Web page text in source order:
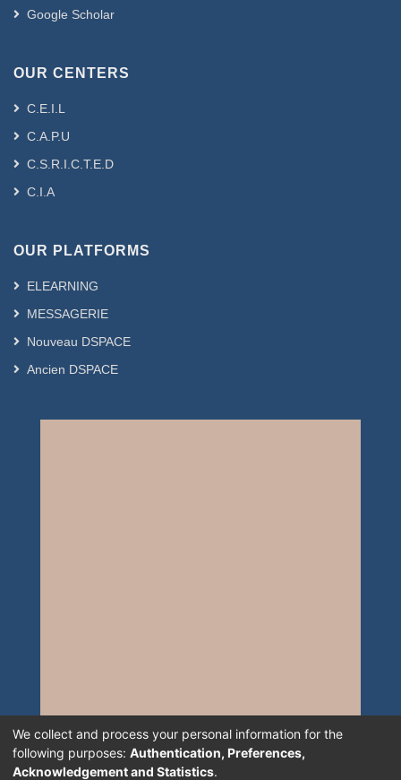
Google Scholar
OUR CENTERS
C.E.I.L
C.A.P.U
C.S.R.I.C.T.E.D
C.I.A
OUR PLATFORMS
ELEARNING
MESSAGERIE
Nouveau DSPACE
Ancien DSPACE
We collect and process your personal information for the
following purposes: Authentication, Preferences,
Acknowledgement and Statistics.